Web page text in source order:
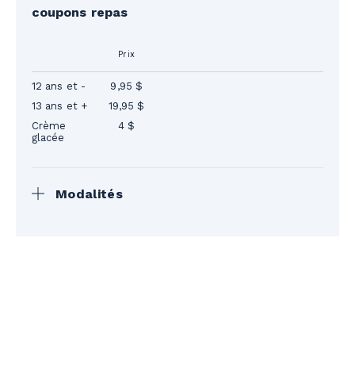
coupons repas
Prix
12 ans et -
9,95 $
13 ans et +
19,95 $
Crème
glacée
4 $
Modalités